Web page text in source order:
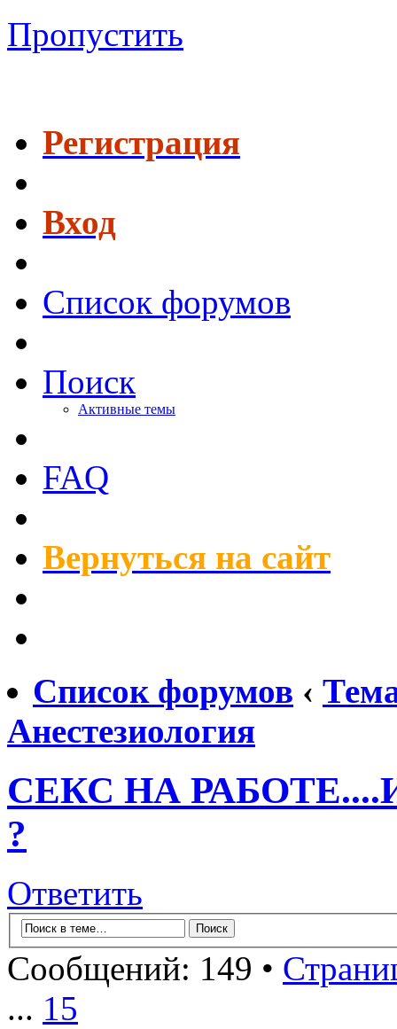
Пропустить
Регистрация
Вход
Список форумов
Поиск
Активные темы
FAQ
Вернуться на сайт
Список форумов ‹
Анестезиология
СЕКС НА
?
Ответить
Сообщений: 149 •
... 15